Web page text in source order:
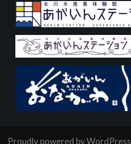
Proudly powered by WordPress